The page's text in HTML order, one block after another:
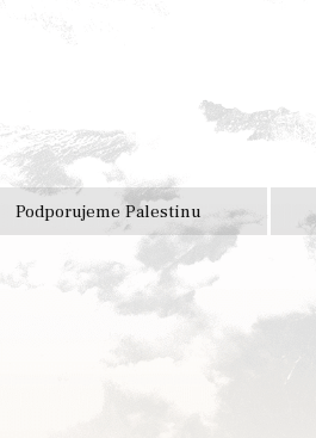
Podporujeme Palestinu